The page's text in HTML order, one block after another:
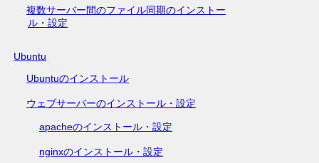
複数サーバー間のファイル同期のインストー
ル・設定
Ubuntu
Ubuntuのインストール
ウェブサーバーのインストール・設定
apacheのインストール・設定
nginxのインストール・設定